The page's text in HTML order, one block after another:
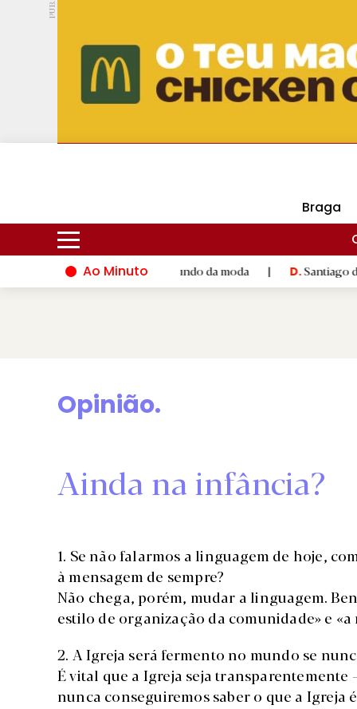
PUB.
Hoje 15ºC 30ºC DMtv
Braga
Ao Minuto
e à inovação do mundo da moda | D.Santiago de
Opinião.
Ainda na infância?
1. Se não falarmos a linguagem de hoje,
à mensagem de sempre?
Não chega, porém, mudar a linguagem.
estilo de organização da comunidade» e
2. A Igreja será fermento no mundo se
É vital que a Igreja seja transparentemente
nunca conseguiremos saber o que a Igreja